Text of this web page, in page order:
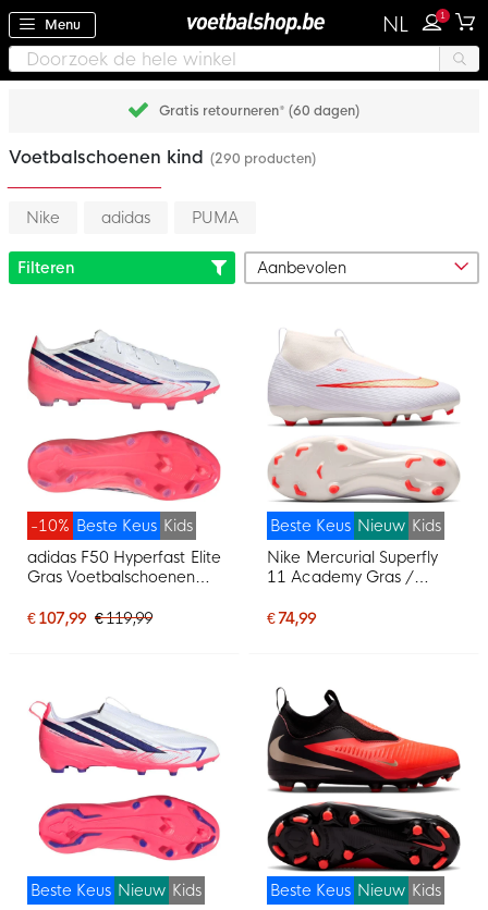
Menu NL 1
Gratis retourneren* (60 dagen)
Voetbalschoenen kind (290 producten)
Nike adidas PUMA
Filteren
Beste Keus
-10%
Kids
adidas F50 Hyperfast Elite
Gras Voetbalschoenen
€ 107,99 € 119,99
Beste Keus Nieuw Kids
Nike Mercurial Superfly
11 Academy Gras /
Voetbalschoenen (MG)
€ 74,99
Beste Keus Nieuw Kids
Beste Keus Nieuw Kids